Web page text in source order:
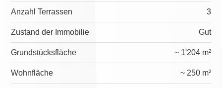
Anzahl Terrassen 3
Zustand der Immobilie Gut
Grundstücksfläche ~ 1'204 m²
Wohnfläche ~ 250 m²